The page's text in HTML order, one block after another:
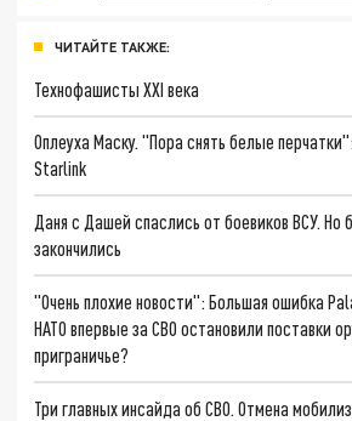
ЧИТАЙТЕ ТАКЖЕ:
Технофашисты XXI века
Оплеуха Маску. "Пора снять белые
Starlink
Даня с Дашей спаслись от боевиков ВСУ.
закончились
"Очень плохие новости": Большая ошибка
НАТО впервые за СВО остановили поставки
приграничье?
Три главных инсайда об СВО. Отмена